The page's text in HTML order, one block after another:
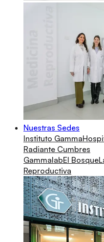
Nuestras Sedes
Instituto Gamma
Radiante Cumbres
GammalabEl Bosque
Reproductiva